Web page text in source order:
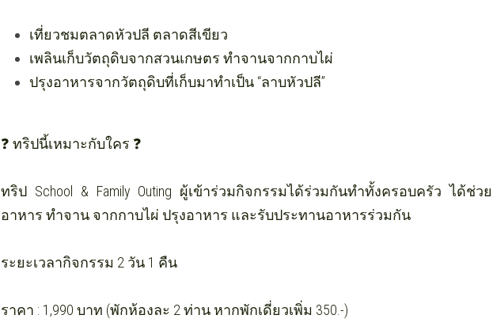
เที่ยวชมตลาดหัวปลี ตลาดสีเขียว
เพลินเก็บวัตถุดิบจากสวนเกษตร ทำจานจากกาบไผ่
ปรุงอาหารจากวัตถุดิบที่เก็บมาทำเป็น “ลาบหัวปลี”
❓ ทริปนี้เหมาะกับใคร ❓
ทริป School & Family Outing ผู้เข้าร่วมกิจกรรมได้ร่วมกันทำทั้งครอบครัว ได้ช่
อาหาร ทำจาน จากกาบไผ่ ปรุงอาหาร และรับประทานอาหารร่วมกัน
ระยะเวลากิจกรรม 2 วัน 1 คืน
ราคา : 1,990 บาท (พักห้องละ 2 ท่าน หากพักเดี่ยวเพิ่ม 350.-)